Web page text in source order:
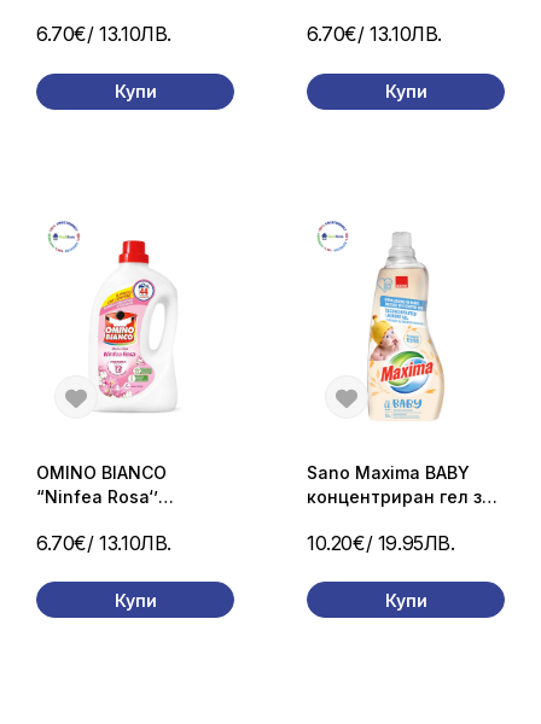
6.70€/ 13.10ЛВ.
пране 44 пранета
Купи
6.70€/ 13.10ЛВ.
перилен препарат 44
Купи
6.70€/ 13.10ЛВ.
OMINO BIANCO
“Ninfea Rosa‘’
перилен препарат 44
Купи
10.20€/ 19.95ЛВ.
Sano Maxima BABY
концентриран гел за
зародиш за бебета и
1.5 L / 60 пранета
Купи